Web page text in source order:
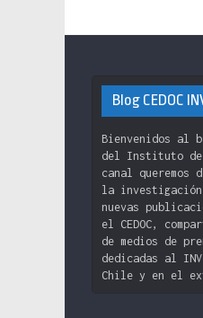
Blog CEDOC
Bienvenidos al
del Instituto de
canal
la
nuevas
el CEDOC,
de medios de
dedicadas al
Chile y en el